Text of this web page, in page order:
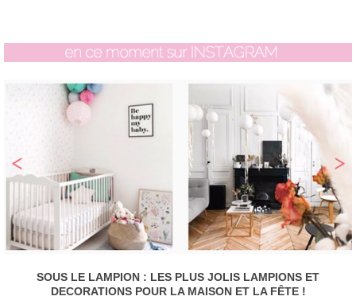
SOUS LE LAMPION : LES PLUS JOLIS LAMPIONS ET
DECORATIONS POUR LA MAISON ET LA FÊTE !